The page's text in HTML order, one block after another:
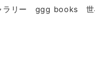
ラリー ggg books 世